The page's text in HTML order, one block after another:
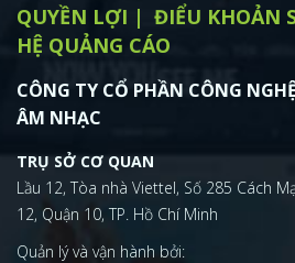
QUYỀN LỢI ĐIỂU KHOẢN
HỆ QUẢNG CÁO
CÔNG TY CỔ PHẦN CÔNG
ÂM NHẠC
TRỤ SỞ CƠ QUAN
Lầu 12, Tòa nhà Viettel, Số 285 Cách
12, Quận 10, TP. Hồ Chí Minh
Quản lý và vận hành bởi: